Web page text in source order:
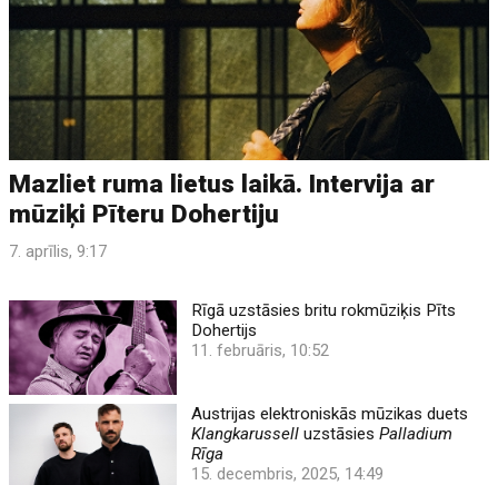
Mazliet ruma lietus laikā. Intervija ar
mūziķi Pīteru Dohertiju
7. aprīlis, 9:17
Rīgā uzstāsies britu rokmūziķis Pīts
Dohertijs
11. februāris, 10:52
Austrijas elektroniskās mūzikas duets
Klangkarussell uzstāsiesPalladium
Rīga
15. decembris, 2025, 14:49